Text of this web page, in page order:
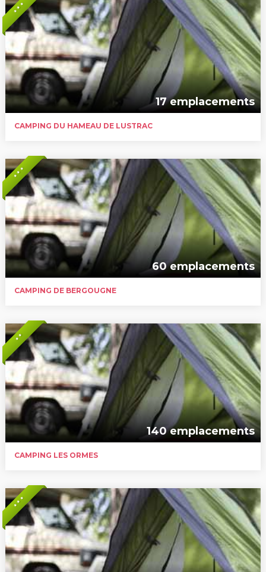
* * *
17 emplacements
CAMPING DU HAMEAU DE LUSTRAC
* * *
60 emplacements
CAMPING DE BERGOUGNE
* *
140 emplacements
CAMPING LES ORMES
* * *